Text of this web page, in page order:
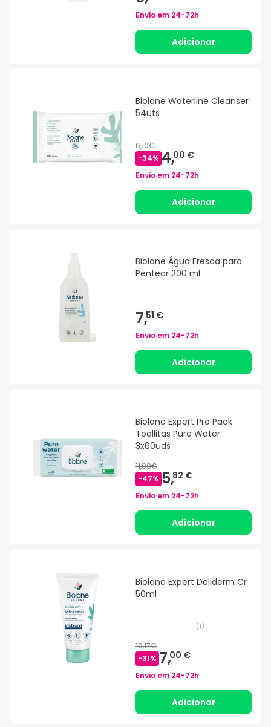
Envio em 24-72h
Adicionar
Biolane Waterline Cleanser
54uts
6,10€
-34% 4,00 €
Envio em 24-72h
Adicionar
Biolane Água Fresca para
Pentear 200 ml
7,51 €
Envio em 24-72h
Adicionar
Biolane Expert Pro Pack
Toallitas Pure Water
3x60uds
11,00€
-47% 5,82 €
Envio em 24-72h
Adicionar
Biolane Expert Deliderm Cr
50ml
(1)
10,17€
-31% 7,00 €
Envio em 24-72h
Adicionar